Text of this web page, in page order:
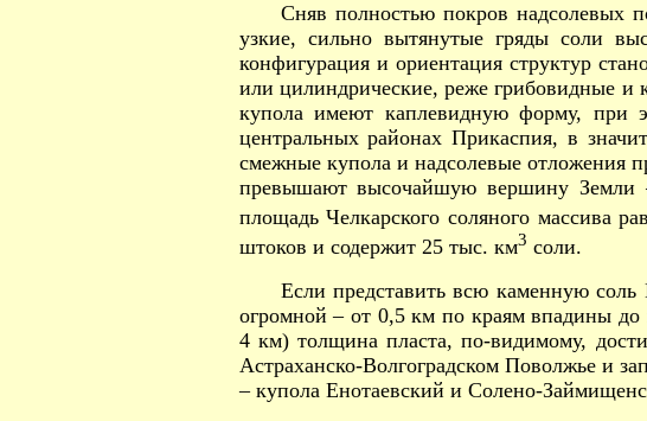
Сняв полностью покров надсолевых
узкие, сильно вытянутые гряды соли
конфигурация и ориентация структур
или цилиндрические, реже грибовидные и
купола имеют каплевидную форму, при
центральных районах Прикаспия, в
смежные купола и надсолевые отложения
превышают высочайшую вершину Земли
площадь Челкарского соляного массива
штоков и содержит 25 тыс. км3 соли.
Если представить всю каменную
огромной – от 0,5 км по краям впадины до
4 км) толщина пласта, по-видимому,
Астраханско-Волгоградском Поволжье и
– купола Енотаевский и Солено-